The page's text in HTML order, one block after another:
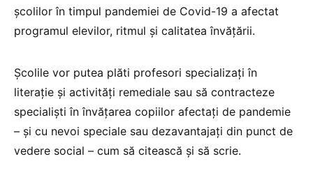
școlilor în timpul pandemiei de Covid-19 a afectat
programul elevilor, ritmul și calitatea învățării.
Școlile vor putea plăti profesori specializați în
literație și activități remediale sau să contracteze
specialiști în învățarea copiilor afectați de pandemie
– și cu nevoi speciale sau dezavantajați din punct de
vedere social – cum să citească și să scrie.